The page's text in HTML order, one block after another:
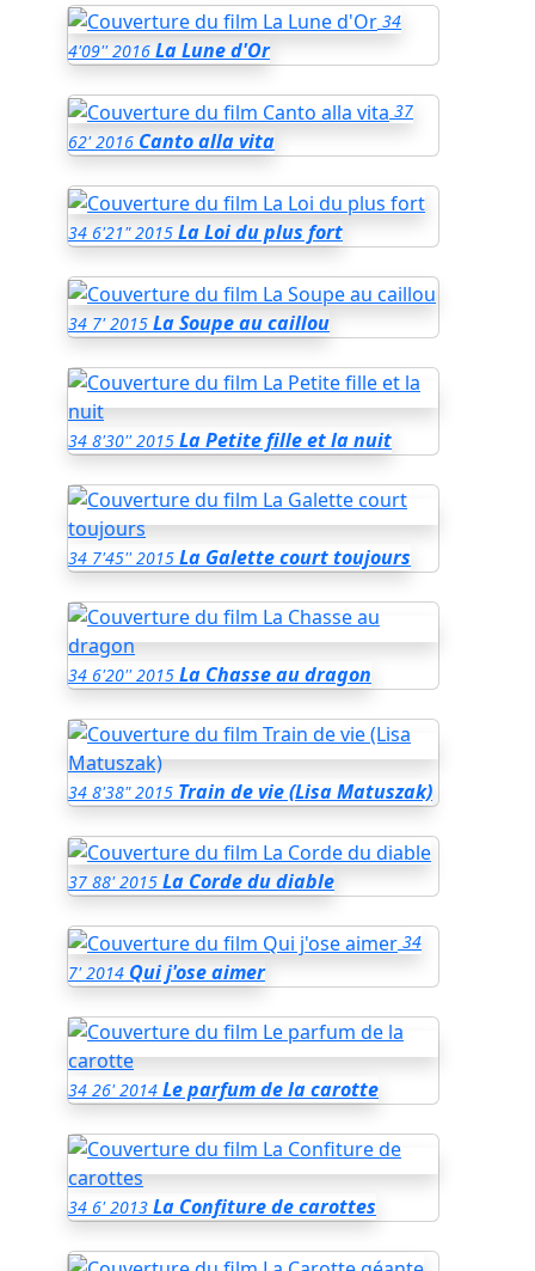
34
4'09'' 2016 La Lune d'Or
37
62' 2016 Canto alla vita
34 6'21" 2015 La Loi du plus fort
34 7' 2015 La Soupe au caillou
34 8'30'' 2015 La Petite fille et la nuit
34 7'45'' 2015 La Galette court toujours
34 6'20'' 2015 La Chasse au dragon
34 8'38" 2015 Train de vie (Lisa Matuszak)
37 88' 2015 La Corde du diable
34
7' 2014 Qui j'ose aimer
34 26' 2014 Le parfum de la carotte
34 6' 2013 La Confiture de carottes